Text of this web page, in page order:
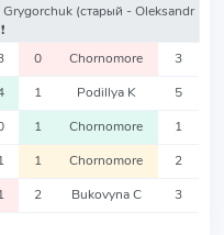
Grygorchuk (старый - Oleksandr
❗️
0 Chornomore 3
1 Podillya K 5
1 Chornomore 1
1 Chornomore 2
2 Bukovyna C 3